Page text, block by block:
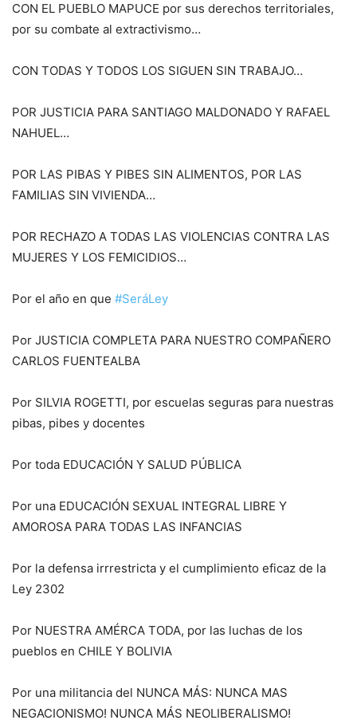
CON EL PUEBLO MAPUCE por sus derechos territoriales,
por su combate al extractivismo…
CON TODAS Y TODOS LOS SIGUEN SIN TRABAJO…
POR JUSTICIA PARA SANTIAGO MALDONADO Y RAFAEL
NAHUEL…
POR LAS PIBAS Y PIBES SIN ALIMENTOS, POR LAS
FAMILIAS SIN VIVIENDA…
POR RECHAZO A TODAS LAS VIOLENCIAS CONTRA LAS
MUJERES Y LOS FEMICIDIOS…
Por el año en que #SeráLey
Por JUSTICIA COMPLETA PARA NUESTRO COMPAÑERO
CARLOS FUENTEALBA
Por SILVIA ROGETTI, por escuelas seguras para nuestras
pibas, pibes y docentes
Por toda EDUCACIÓN Y SALUD PÚBLICA
Por una EDUCACIÓN SEXUAL INTEGRAL LIBRE Y
AMOROSA PARA TODAS LAS INFANCIAS
Por la defensa irrrestricta y el cumplimiento eficaz de la
Ley 2302
Por NUESTRA AMÉRCA TODA, por las luchas de los
pueblos en CHILE Y BOLIVIA
Por una militancia del NUNCA MÁS: NUNCA MAS
NEGACIONISMO! NUNCA MÁS NEOLIBERALISMO!